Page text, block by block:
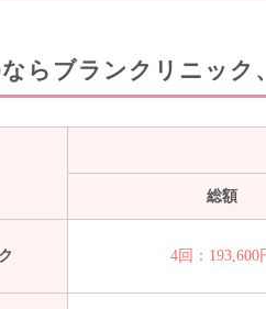
らブランクリニック
総額
4回：193,600